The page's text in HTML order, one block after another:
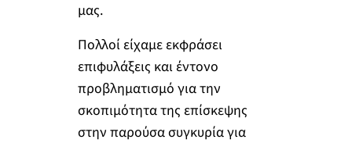
μας.
Πολλοί είχαμε εκφράσει
επιφυλάξεις και έντονο
προβληματισμό για την
σκοπιμότητα της επίσκεψης
στην παρούσα συγκυρία για